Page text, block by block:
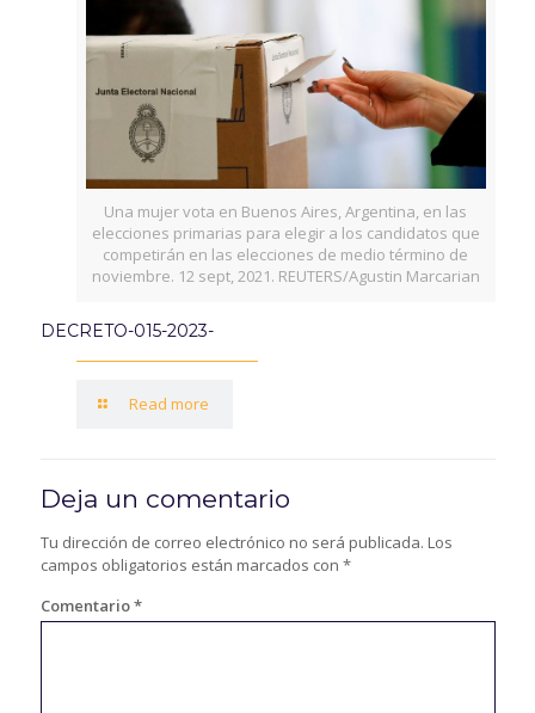
Una mujer vota en Buenos Aires, Argentina, en las
elecciones primarias para elegir a los candidatos que
competirán en las elecciones de medio término de
noviembre. 12 sept, 2021. REUTERS/Agustin Marcarian
DECRETO-015-2023-
Read more
Deja un comentario
Tu dirección de correo electrónico no será publicada. Los
campos obligatorios están marcados con *
Comentario*